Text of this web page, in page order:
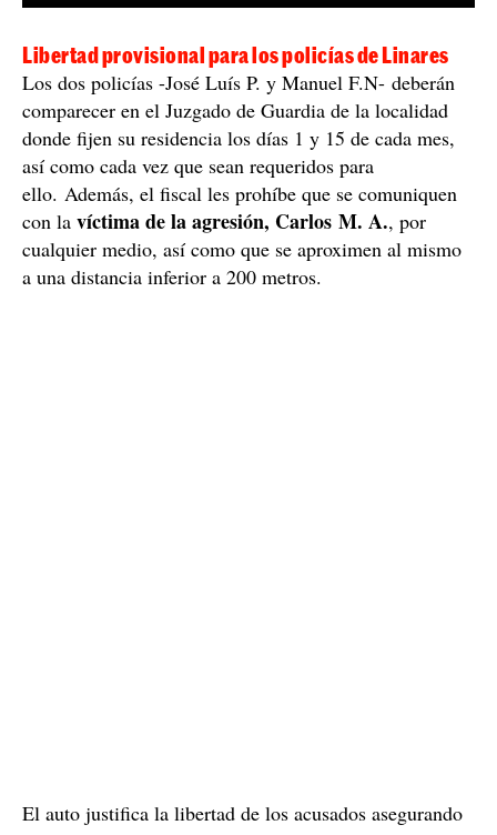
Libertad provisional para los policías de Linares
Los dos policías -José Luís P. y Manuel F.N- deberán
comparecer en el Juzgado de Guardia de la localidad
donde fijen su residencia los días 1 y 15 de cada mes,
así como cada vez que sean requeridos para
ello. Además, el fiscal les prohíbe que se comuniquen
con la víctima de la agresión, Carlos M. A., por
cualquier medio, así como que se aproximen al mismo
a una distancia inferior a 200 metros.
El auto justifica la libertad de los acusados asegurando